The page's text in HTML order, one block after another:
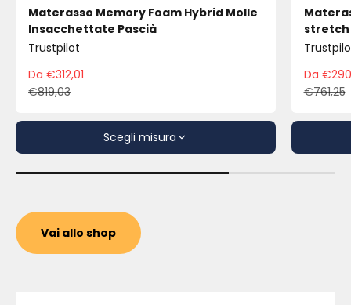
Materasso Memory Foam Hybrid Molle
Insacchettate Pascià
Trustpilot
Prezzo scontato
Da €312,01
Prezzo
€819,03
Scegli misura
stretch
Da
€761,25
Vai allo shop